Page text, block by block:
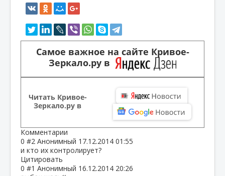
Самое важное на сайте Кривое-
Зеркало.ру в
Читать Кривое-
Зеркало.ру в
Комментарии
0 #2 Анонимный 17.12.2014 01:55
и кто их контролирует?
Цитировать
0 #1 Анонимный 16.12.2014 20:26